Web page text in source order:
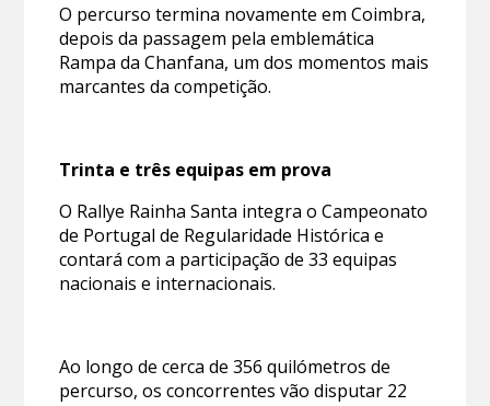
O percurso termina novamente em Coimbra,
depois da passagem pela emblemática
Rampa da Chanfana, um dos momentos mais
marcantes da competição.
Trinta e três equipas em prova
O Rallye Rainha Santa integra o Campeonato
de Portugal de Regularidade Histórica e
contará com a participação de 33 equipas
nacionais e internacionais.
Ao longo de cerca de 356 quilómetros de
percurso, os concorrentes vão disputar 22